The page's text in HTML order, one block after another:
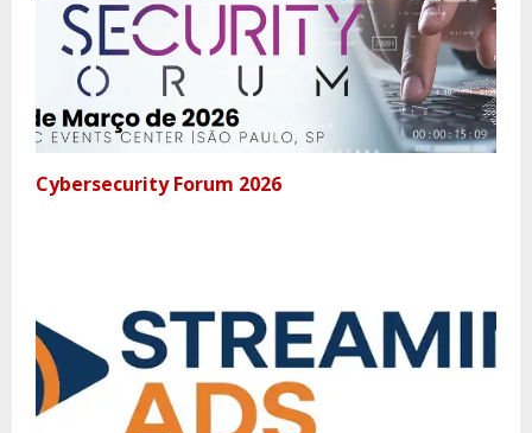
Cybersecurity Forum 2026